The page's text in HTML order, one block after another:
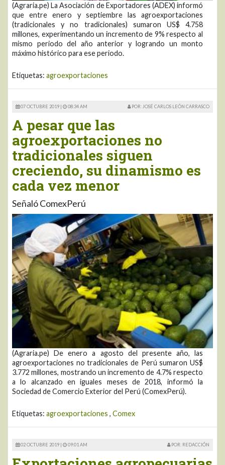
(Agraria.pe) La Asociación de Exportadores (ADEX) informó
que entre enero y septiembre las agroexportaciones
(tradicionales y no tradicionales) sumaron US$ 4.758
millones, experimentando un incremento de 9% respecto al
mismo periodo del año anterior y logrando un monto
máximo histórico para ese periodo.
Etiquetas: agroexportaciones
07 OCTUBRE 2019 | 08:34 AM POR: JOSÉ CARLOS LEÓN CARRASCO
A pesar que las
agroexportaciones no
tradicionales siguen
creciendo, su dinamismo es
cada vez menor
Señaló ComexPerú
(Agraria.pe) De enero a agosto del presente año, las
agroexportaciones no tradicionales de Perú sumaron US$
3.772 millones, mostrando un incremento de 4.7% respecto
a lo alcanzado en iguales meses de 2018, informó la
Sociedad de Comercio Exterior del Perú (ComexPerú).
Etiquetas: agroexportaciones , Comex
02 OCTUBRE 2019 | 09:01 AM POR: REDACCIÓN